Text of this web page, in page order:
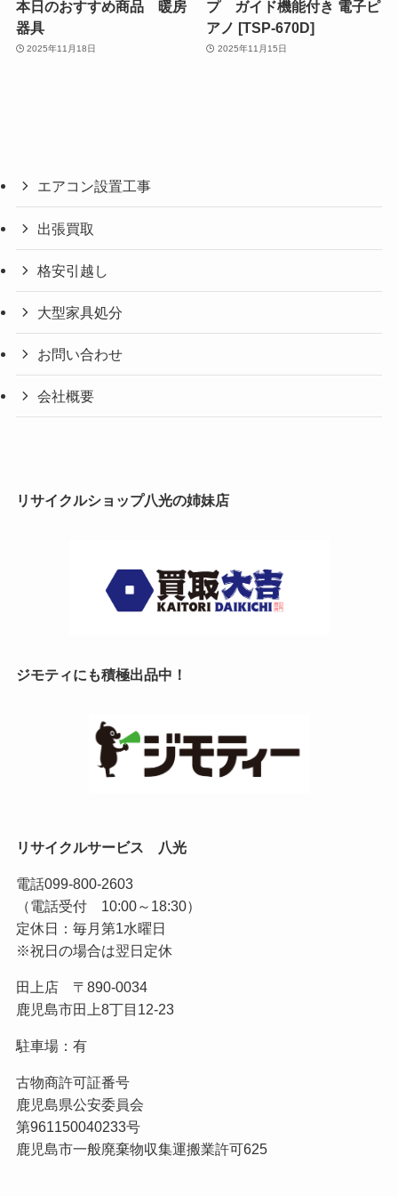
本日のおすすめ商品 暖房
器具
2025年11月18日
プ ガイド機能付き 電子ピ
アノ [TSP-670D]
2025年11月15日
エアコン設置工事
出張買取
格安引越し
大型家具処分
お問い合わせ
会社概要
リサイクルショップ八光の姉妹店
ジモティにも積極出品中！
リサイクルサービス 八光
電話099-800-2603
（電話受付 10:00～18:30）
定休日：毎月第1水曜日
※祝日の場合は翌日定休
田上店 〒890-0034
鹿児島市田上8丁目12-23
駐車場：有
古物商許可証番号
鹿児島県公安委員会
第961150040233号
鹿児島市一般廃棄物収集運搬業許可625